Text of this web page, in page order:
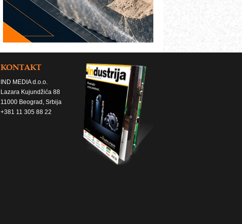
KONTAKT
IND MEDIA d.o.o.
Lazara Kujundžića 88
11000 Beograd, Srbija
+381 11 305 88 22